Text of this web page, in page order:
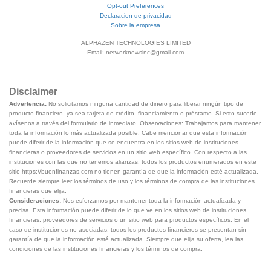
Opt-out Preferences
Declaracion de privacidad
Sobre la empresa
ALPHAZEN TECHNOLOGIES LIMITED
Email: networknewsinc@gmail.com
Disclaimer
Advertencia: No solicitamos ninguna cantidad de dinero para liberar ningún tipo de
producto financiero, ya sea tarjeta de crédito, financiamiento o préstamo. Si esto sucede,
avísenos a través del formulario de inmediato. Observaciones: Trabajamos para mantener
toda la información lo más actualizada posible. Cabe mencionar que esta información
puede diferir de la información que se encuentra en los sitios web de instituciones
financieras o proveedores de servicios en un sitio web específico. Con respecto a las
instituciones con las que no tenemos alianzas, todos los productos enumerados en este
sitio https://buenfinanzas.com no tienen garantía de que la información esté actualizada.
Recuerde siempre leer los términos de uso y los términos de compra de las instituciones
financieras que elija.
Consideraciones: Nos esforzamos por mantener toda la información actualizada y
precisa. Esta información puede diferir de lo que ve en los sitios web de instituciones
financieras, proveedores de servicios o un sitio web para productos específicos. En el
caso de instituciones no asociadas, todos los productos financieros se presentan sin
garantía de que la información esté actualizada. Siempre que elija su oferta, lea las
condiciones de las instituciones financieras y los términos de compra.